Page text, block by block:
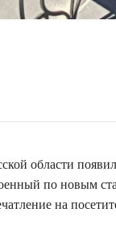
области
по новым
на